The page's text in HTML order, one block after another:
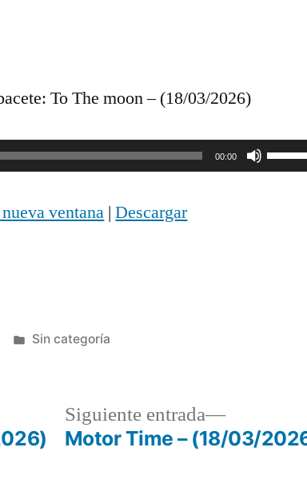
To The moon – (18/03/2026)
00:00
Utiliza
ventana |Descargar
Publicada
Sin categoría
Siguiente entrada
Siguiente
entrada:
Motor Time – (18/03/